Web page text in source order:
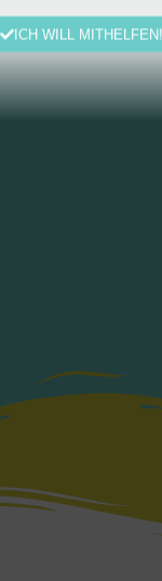
ICH WILL MITHELFEN!